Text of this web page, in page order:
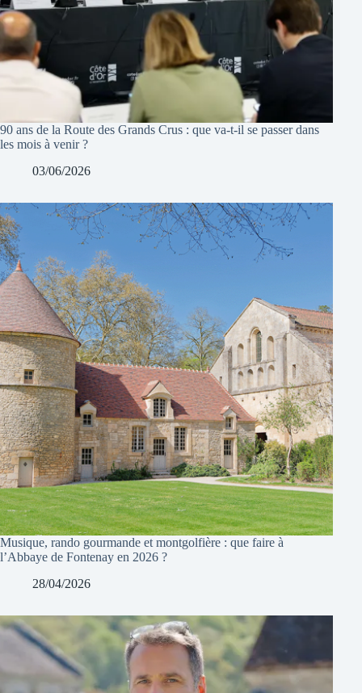
90 ans de la Route des Grands Crus : que va-t-il se passer dans
les mois à venir ?
03/06/2026
Musique, rando gourmande et montgolfière : que faire à
l’Abbaye de Fontenay en 2026 ?
28/04/2026